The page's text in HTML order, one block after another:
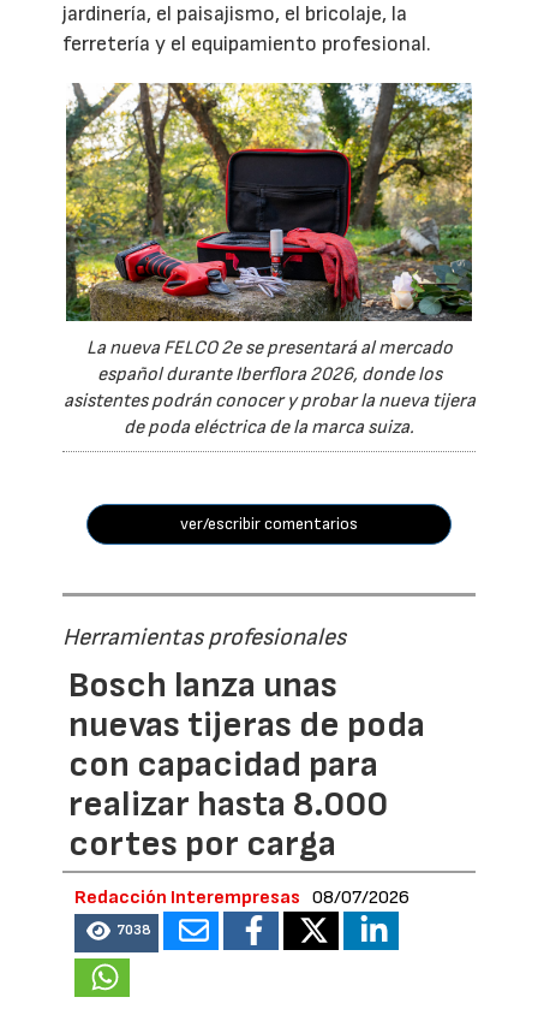
jardinería, el paisajismo, el bricolaje, la
ferretería y el equipamiento profesional.
La nueva FELCO 2e se presentará al mercado
español durante Iberflora 2026, donde los
asistentes podrán conocer y probar la nueva tijera
de poda eléctrica de la marca suiza.
ver/escribir comentarios
Herramientas profesionales
Bosch lanza unas
nuevas tijeras de poda
con capacidad para
realizar hasta 8.000
cortes por carga
Redacción Interempresas 08/07/2026
7038